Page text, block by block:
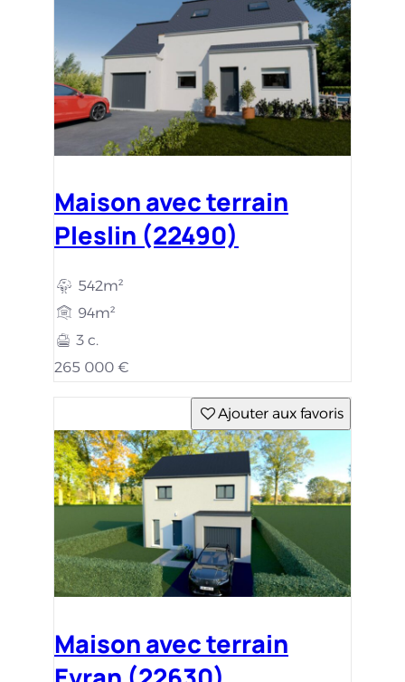
Maison avec terrain
Pleslin (22490)
542m²
94m²
3 c.
265 000 €
Ajouter aux favoris
Maison avec terrain